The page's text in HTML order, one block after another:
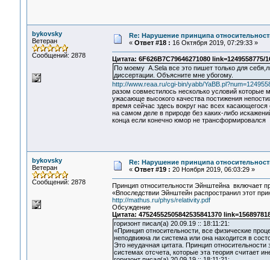
bykovsky
Ветеран
Сообщений: 2878
Re: Нарушение принципа
« Ответ #18 : 16 Октября 2019, 07:29:33 »
Цитата: 6F626B7C79646271080 link=1249558775/
По моему A.Sela все это пишет только для
диссертации. Объясните мне убогому.
http://www.reaa.ru/cgi-bin/yabb/
разом совместилось несколько условий
ужасающе высокого качества постижения
время сейчас здесь вокруг нас всех
на самом деле в природе без каких-либо
конца если конечно юмор не трансформировался
bykovsky
Ветеран
Сообщений: 2878
Re: Нарушение принципа
« Ответ #19 : 20 Ноября 2019, 06:03:29 »
Принцип относительности Эйнштейна включает
«Впоследствии Эйнштейн распространил этот
http://mathus.ru/phys/relativity.pdf
Обсуждение
Цитата: 47524552505842535841370
горизонт писал(а) 20.09.19 :: 18:11:21:
«Принцип относительности, все физические
неподвижна ли система или она находится в
Это неудачная цитата. Принцип
системах отсчета, которые эта теория считает